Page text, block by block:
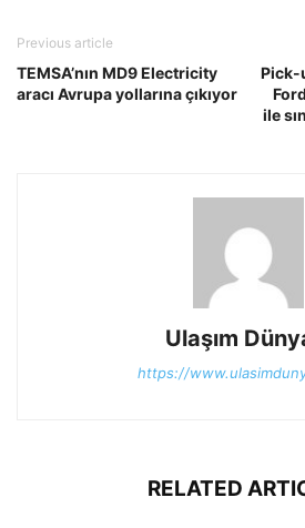
Previous article
TEMSA’nın MD9 Electricity
aracı Avrupa yollarına çıkıyor
Pick-
ile
Ulaşım
https://
RELATED